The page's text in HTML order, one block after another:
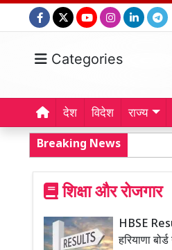
Categories
देश विदेश राज्य
Breaking News
शिक्षा और रोजगार
HBSE
हरियाणा